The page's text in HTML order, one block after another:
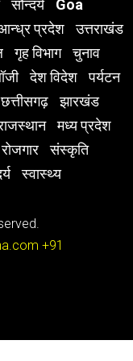
सौन्दर्य
Goa
प्रदेश
उत्तराखंड
गृह विभाग
चुनाव
देश विदेश
पर्यटन
छत्तीसगढ़
झारखंड
मध्य प्रदेश
रोजगार
संस्कृति
स्वास्थ्य
+91